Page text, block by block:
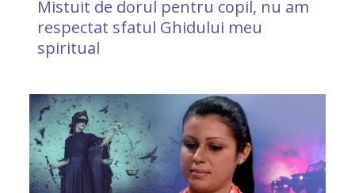
Mistuit de dorul pentru copil, nu am
respectat sfatul Ghidului meu
spiritual